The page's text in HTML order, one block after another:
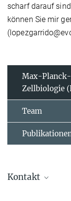
scharf darauf
können Sie mir
Max-
Zellbiologie
Team
Kontakt